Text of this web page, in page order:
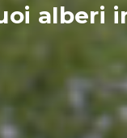
alberi